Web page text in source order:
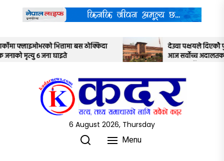
content
देउवा पक्षयले दिएकोे पुनरावलोकन निवेदनमाथि
आज सर्वोच्च अदालतका तीन न्यायाधीशले
6 August 2026, Thursday
Menu